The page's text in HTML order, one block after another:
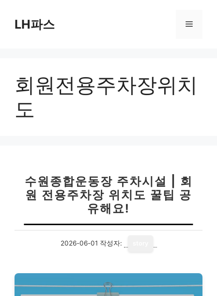
LH파스 메
회원전용주차장위치
도
수원종합운동장 주차시설 | 회
원 전용주차장 위치도 꿀팁 공
유해요!
2026-06-01 작성자: